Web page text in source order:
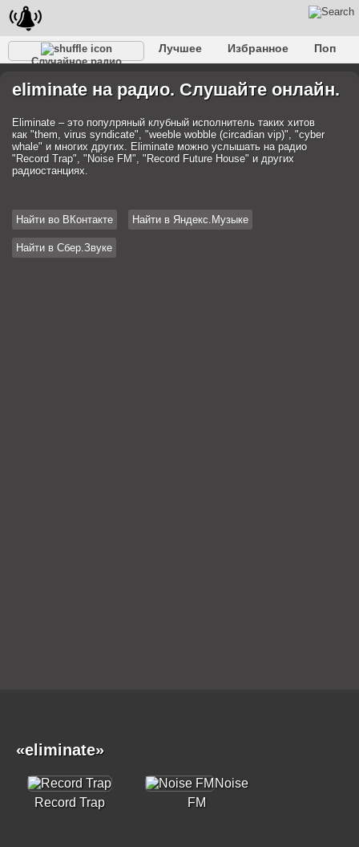
Случайное радио
Лучшее Избранное
Поп
Разговорное
Рэп Транс Дип-хаус
Фолк
eliminate на радио. Слушайте онлайн.
Eliminate – это популряный клубный исполнитель таких хитов
как "them, virus syndicate", "weeble wobble (circadian vip)", "cyber
whale" и многих других. Eliminate можно услышать на радио
"Record Trap", "Noise FM", "Record Future House" и других
радиостанциях.
Найти во ВКонтакте Найти в Яндекс.Музыке
Найти в Сбер.Звуке
«eliminate»
Record Trap
Noise
FM